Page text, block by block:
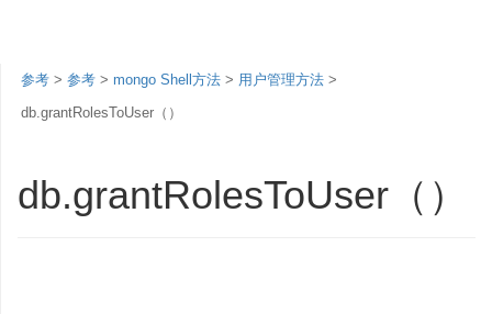
参考 > 参考 > mongo Shell方法 > 用户管理方法 >
db.grantRolesToUser（）
db.grantRolesToUser（）